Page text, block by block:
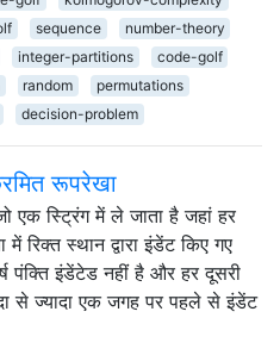
sequence
number-theory
integer-partitions
code-golf
random
permutations
decision-problem
रूपरेखा
एक स्ट्रिंग में ले जाता है जहां हर
रिक्त स्थान द्वारा इंडेंट किए गए
पंक्ति इंडेंटेड नहीं है और हर दूसरी
से ज्यादा एक जगह पर पहले से इंडेंट